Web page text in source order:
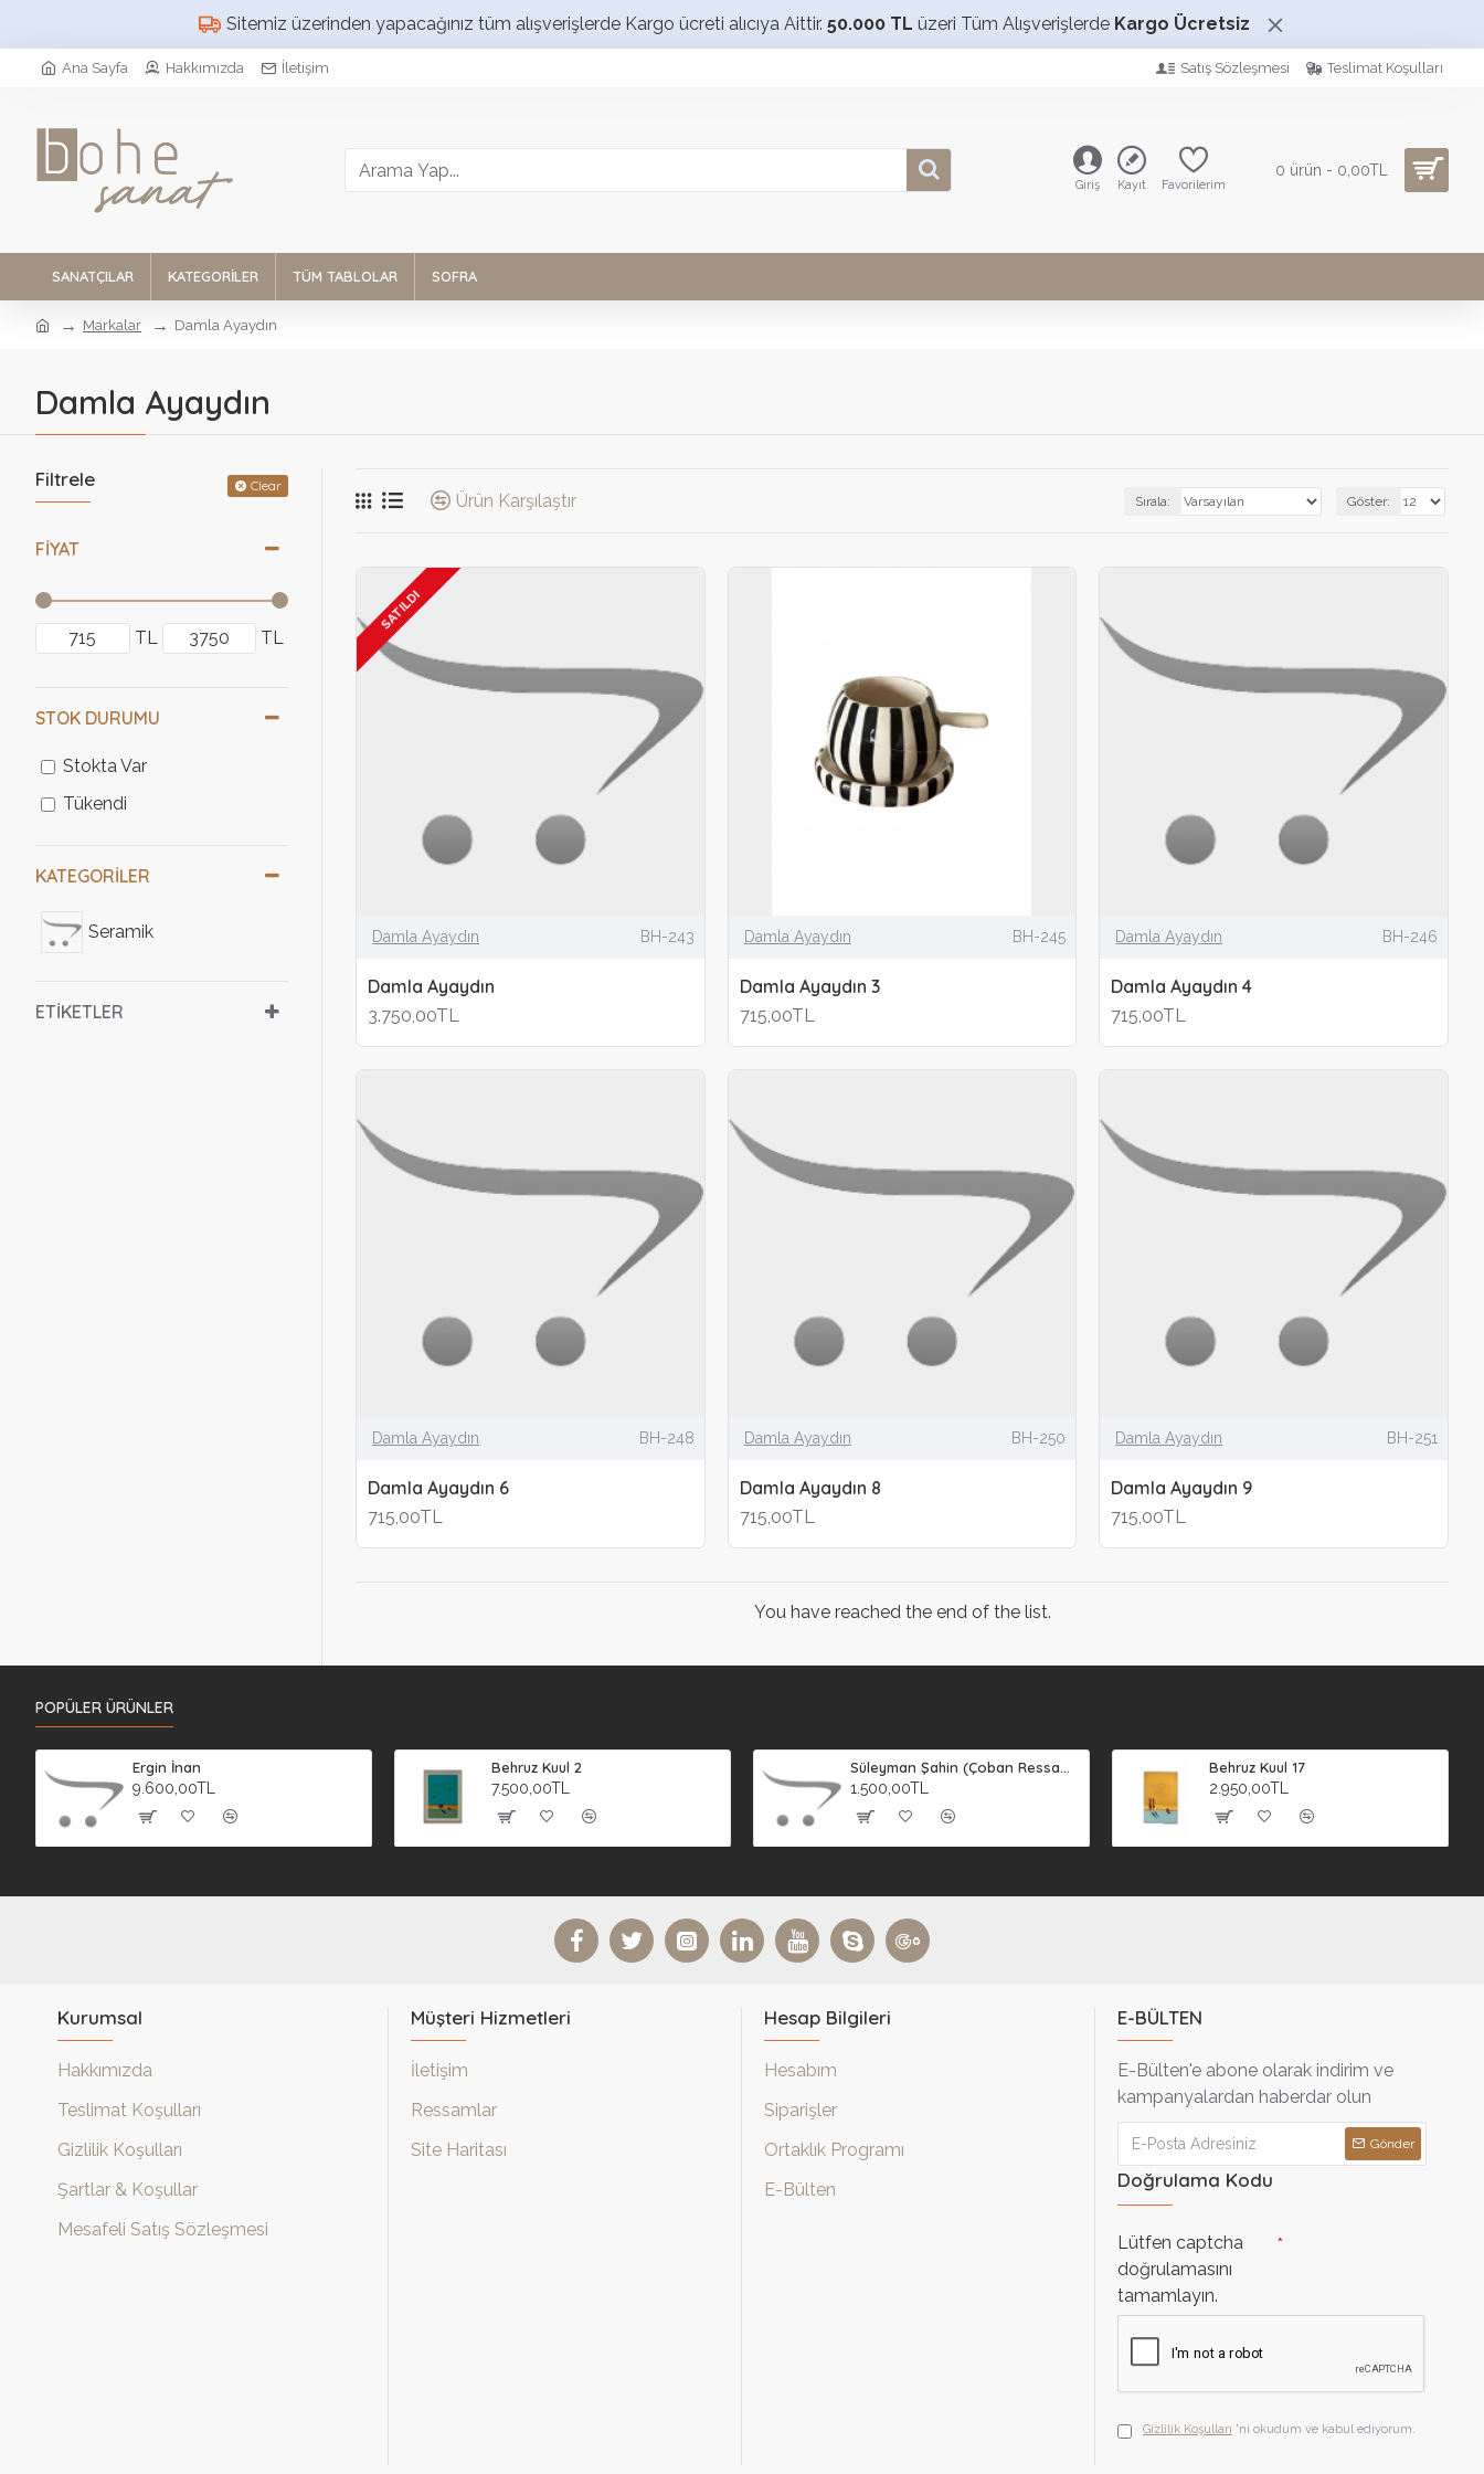
Sitemiz üzerinden yapacağınız tüm alışverişlerde Kargo ücreti alıcıya Aittir. 50.000 TL üzeri Tüm Alışverişlerde Kargo Ücretsiz
Ana Sayfa Hakkımızda İletişim Satış Sözleşmesi Teslimat Koşulları
Giriş Kayıt Favorilerim
0 ürün - 0,00TL
SANATÇILAR KATEGORILER TÜM TABLOLAR SOFRA
Markalar Damla Ayaydın
Damla Ayaydın
Filtrele Clear
FIYAT
TL TL
KATEGORILER
Seramik
ETIKETLER
STOK DURUMU
Stokta Var
Tükendi
Ürün Karşılaştır Sırala: Göster:
SATILDI
Damla Ayaydın BH-243
Damla Ayaydın
3.750,00TL
Damla Ayaydın BH-245
Damla Ayaydın 3
715,00TL
Damla Ayaydın BH-246
Damla Ayaydın 4
715,00TL
Damla Ayaydın BH-248
Damla Ayaydın 6
715,00TL
Damla Ayaydın BH-250
Damla Ayaydın 8
715,00TL
Damla Ayaydın BH-251
Damla Ayaydın 9
715,00TL
You have reached the end of the list.
POPÜLER ÜRÜNLER
Ergin İnan
9.600,00TL
Behruz Kuul 2
7.500,00TL
Süleyman Şahin (Çoban Ressam) 2
1.500,00TL
Behruz Kuul 17
2.950,00TL
Kurumsal
Hakkımızda
Teslimat Koşulları
Gizlilik Koşulları
Şartlar & Koşullar
Mesafeli Satış Sözleşmesi
Müşteri Hizmetleri
İletişim
Ressamlar
Site Haritası
Hesap Bilgileri
Hesabım
Siparişler
Ortaklık Programı
E-Bülten
E-BÜLTEN
E-Bülten'e abone olarak indirim ve
kampanyalardan haberdar olun
Gönder
Doğrulama Kodu
Lütfen captcha
doğrulamasını
tamamlayın.
Gizlilik Koşulları 'ni okudum ve kabul ediyorum.